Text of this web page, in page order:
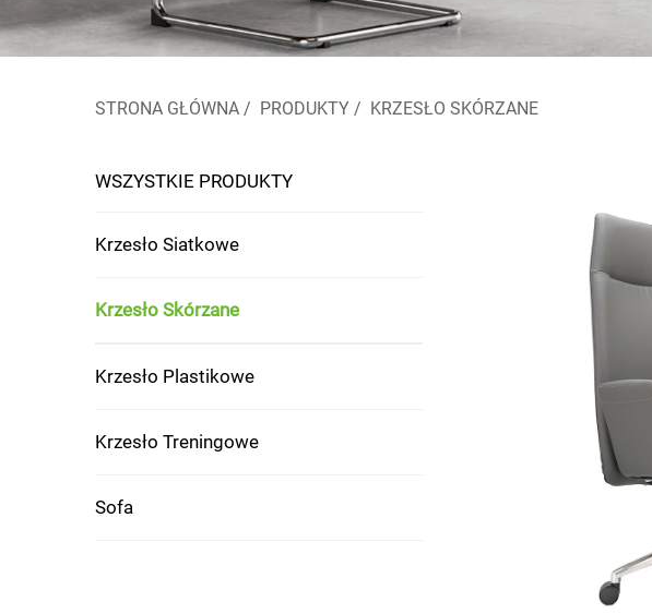
STRONA GŁÓWNA / PRODUKTY / KRZESŁO SKÓRZANE
WSZYSTKIE PRODUKTY
Krzesło Siatkowe
Krzesło Skórzane
Krzesło Plastikowe
Krzesło Treningowe
Sofa